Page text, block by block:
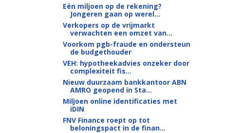
Eén miljoen op de rekening?
Jongeren gaan op werel...
Verkopers op de vrijmarkt
verwachten een omzet van...
Voorkom pgb-fraude en ondersteun
de budgethouder
VEH: hypotheekadvies onzeker door
complexiteit fis...
Nieuw duurzaam bankkantoor ABN
AMRO geopend in Sta...
Miljoen online identificaties met
iDIN
FNV Finance roept op tot
beloningspact in de finan...